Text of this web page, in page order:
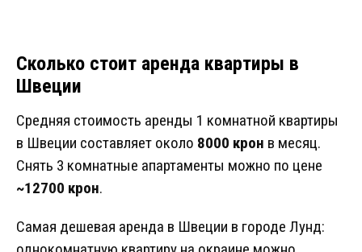
Сколько стоит аренда квартиры в
Швеции
Средняя стоимость аренды 1 комнатной квартиры
в Швеции составляет около 8000 крон в месяц.
Снять 3 комнатные апартаменты можно по цене
~12700 крон.
Самая дешевая аренда в Швеции в городе Лунд: